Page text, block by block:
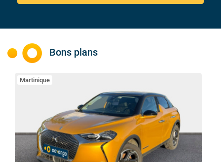
Bons plans
Martinique